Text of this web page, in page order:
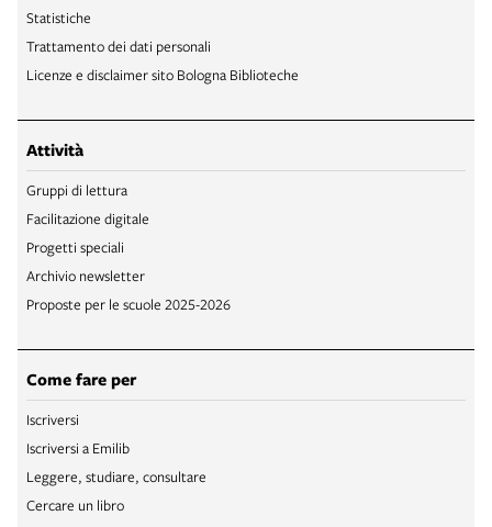
Statistiche
Trattamento dei dati personali
Licenze e disclaimer sito Bologna Biblioteche
Attività
Gruppi di lettura
Facilitazione digitale
Progetti speciali
Archivio newsletter
Proposte per le scuole 2025-2026
Come fare per
Iscriversi
Iscriversi a Emilib
Leggere, studiare, consultare
Cercare un libro